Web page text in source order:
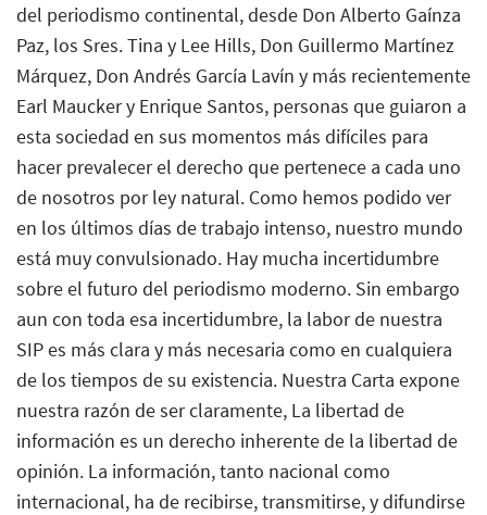
del periodismo continental, desde Don Alberto Gaínza
Paz, los Sres. Tina y Lee Hills, Don Guillermo Martínez
Márquez, Don Andrés García Lavín y más recientemente
Earl Maucker y Enrique Santos, personas que guiaron a
esta sociedad en sus momentos más difíciles para
hacer prevalecer el derecho que pertenece a cada uno
de nosotros por ley natural. Como hemos podido ver
en los últimos días de trabajo intenso, nuestro mundo
está muy convulsionado. Hay mucha incertidumbre
sobre el futuro del periodismo moderno. Sin embargo
aun con toda esa incertidumbre, la labor de nuestra
SIP es más clara y más necesaria como en cualquiera
de los tiempos de su existencia. Nuestra Carta expone
nuestra razón de ser claramente, La libertad de
información es un derecho inherente de la libertad de
opinión. La información, tanto nacional como
internacional, ha de recibirse, transmitirse, y difundirse